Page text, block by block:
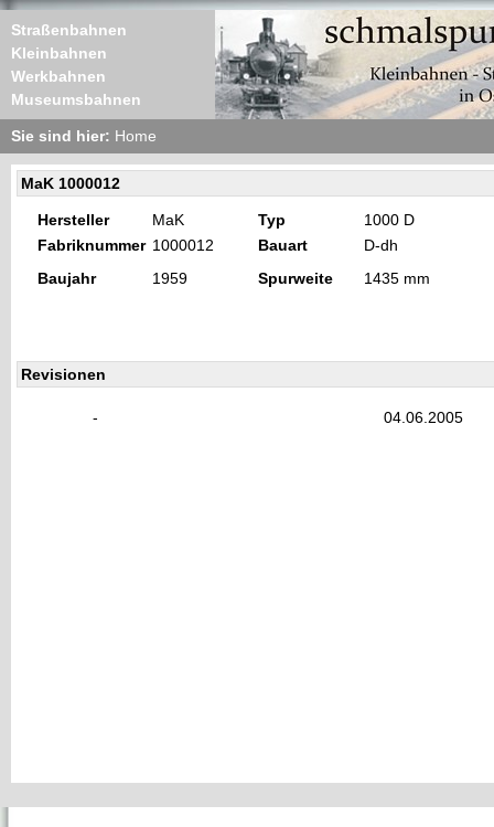
Straßenbahnen
Kleinbahnen
Werkbahnen
Museumsbahnen
Sie sind hier: Home
MaK 1000012
Hersteller MaK Typ
1000 D
Fabriknummer 1000012 Bauart
D-dh
Baujahr
1959 Spurweite 1435 mm
Revisionen
- 04.06.2005